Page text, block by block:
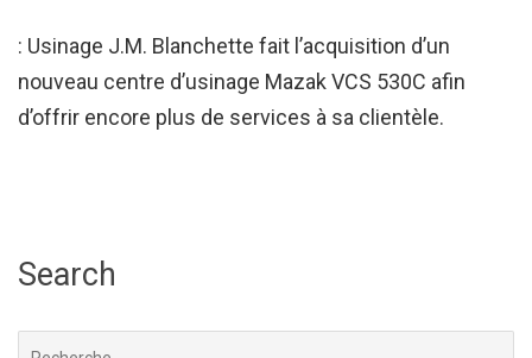
: Usinage J.M. Blanchette fait l’acquisition d’un
nouveau centre d’usinage Mazak VCS 530C afin
d’offrir encore plus de services à sa clientèle.
Search